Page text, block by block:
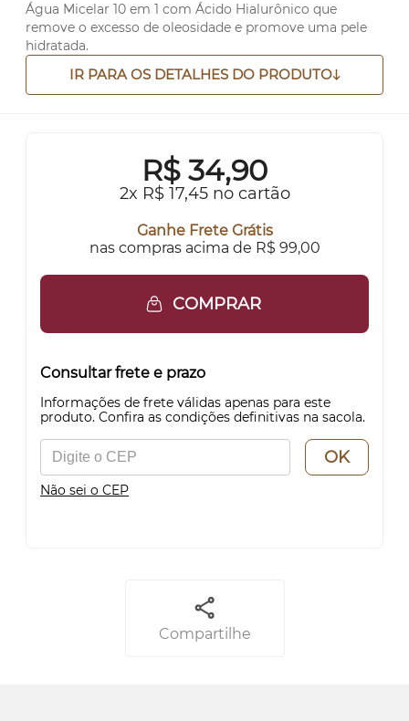
Água Micelar 10 em 1 com Ácido Hialurônico que
remove o excesso de oleosidade e promove uma pele
hidratada.
IR PARA OS DETALHES DO PRODUTO
R$ 34,90
2x R$ 17,45 no cartão
Ganhe Frete Grátis
nas compras acima de R$ 99,00
COMPRAR
Consultar frete e prazo
Informações de frete válidas apenas para este
produto. Confira as condições definitivas na sacola.
OK
Não sei o CEP
Compartilhe